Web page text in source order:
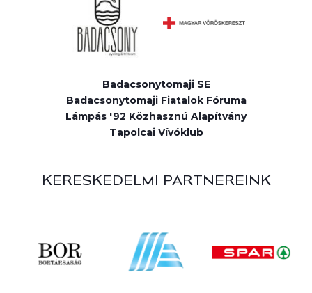
Badacsonytomaji SE
Badacsonytomaji Fiatalok Fóruma
Lámpás '92 Közhasznú Alapítvány
Tapolcai Vívóklub
KERESKEDELMI PARTNEREINK